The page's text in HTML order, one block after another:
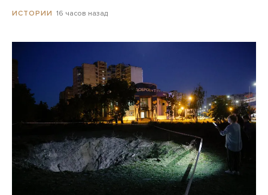
ИСТОРИИ 16 часов назад